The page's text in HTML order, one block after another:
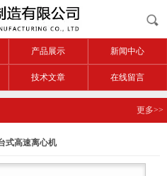
产品展示 新闻中心
技术文章 在线留言
更多>>
式高速离心机